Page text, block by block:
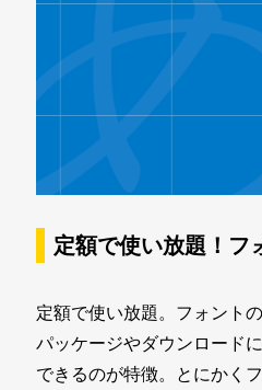
定額で使い放題！フ
定額で使い放題。フォント
パッケージやダウンロード
できるのが特徴。とにかく